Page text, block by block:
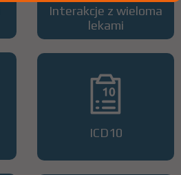
Interakcje z wieloma
lekami
ICD10